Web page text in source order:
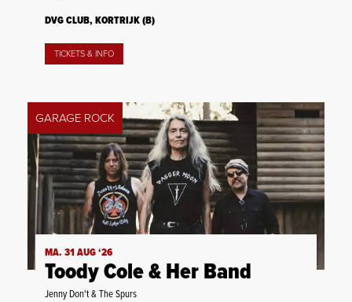
DVG CLUB, KORTRIJK (B)
TICKETS & INFO
GARAGE ROCK
MA. 31 AUG ‘26
Toody Cole & Her Band
Jenny Don't & The Spurs